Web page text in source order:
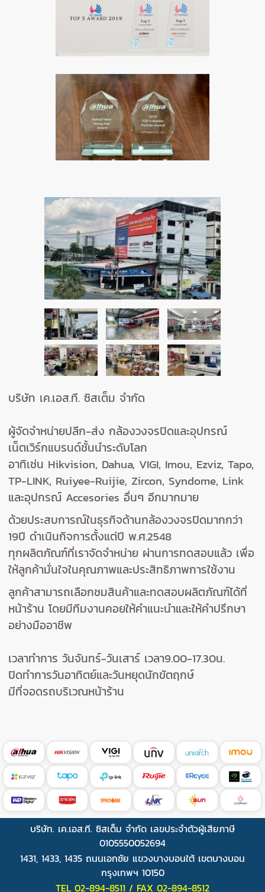
บริษัท เค.เอส.ที. ซิสเต็ม จำกัด
ผู้จัดจำหน่ายปลีก-ส่ง กล้องวงจรปิดและอุปกรณ์
เน็ตเวิร์กแบรนด์ชั้นนำระดับโลก
อาทิเช่น Hikvision, Dahua, VIGI, Imou, Ezviz, Tapo,
TP-LINK, Ruiyee-Ruijie, Zircon, Syndome, Link
และอุปกรณ์ Accesories อื่นๆ อีกมากมาย
ด้วยประสบการณ์ในธุรกิจด้านกล้องวงจรปิดมากกว่า
19ปี ดำเนินกิจการตั้งแต่ปี พ.ศ.2548
ทุกผลิตภัณฑ์ที่เราจัดจำหน่าย ผ่านการทดสอบแล้ว เพื่อ
ให้ลูกค้ามั่นใจในคุณภาพและประสิทธิภาพการใช้งาน
ลูกค้าสามารถเลือกชมสินค้าและทดสอบผลิตภัณฑ์ได้ที่
หน้าร้าน โดยมีทีมงานคอยให้คำแนะนำและให้คำปรึกษา
อย่างมืออาชีพ
เวลาทำการ วันจันทร์-วันเสาร์ เวลา9.00-17.30น.
ปิดทำการวันอาทิตย์และวันหยุดนักขัตฤกษ์
มีที่จอดรถบริเวณหน้าร้าน
บริษัท. เค.เอส.ที. ซิสเต็ม จำกัด เลขประจำตัวผู้เสียภาษี
0105550052694
1431, 1433, 1435 ถนนเอกชัย แขวงบางบอนใต้ เขตบางบอน
กรุงเทพฯ 10150
TEL 02-894-8511 / FAX 02-894-8512